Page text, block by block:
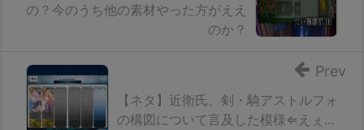
の？今のうち他の素材やった方がええ
のか？
【ネタ】近衛氏、剣・騎アストルフォ
の構図について言及した模様⇐えぇ...
Prev